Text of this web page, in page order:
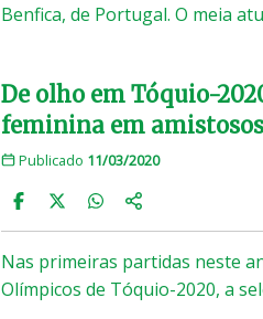
Benfica, de Portugal. O meia
De olho em Tóquio-
feminina em amistosos
Publicado 11/03/2020
Nas primeiras partidas neste
Olímpicos de Tóquio-2020, a